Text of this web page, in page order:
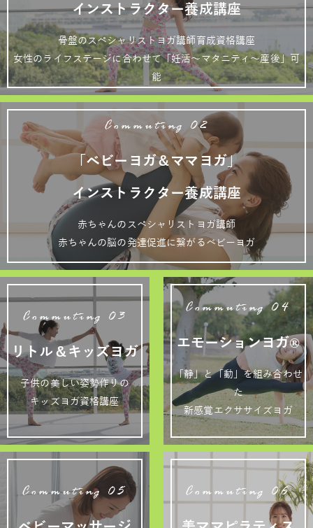
インストラクター養成講座
骨盤のスペシャリストヨガ講師育成資格講座
女性のライフステージに合わせて「妊活～マタニティ～産後」可
能
Commuting 02
「ベビーヨガ＆ママヨガ」
インストラクター養成講座
赤ちゃんのスペシャリストヨガ講師
赤ちゃんの脳の発達促進に繋がるベビーヨガ
Commuting 03
リトル＆キッズヨガ
子供の美しい姿勢作りの
キッズヨガ資格講座
Commuting 04
エモーションヨガ®
「静」と「動」を組み合わせ
た
新感覚エクササイズヨガ
Commuting 05 Commuting 06